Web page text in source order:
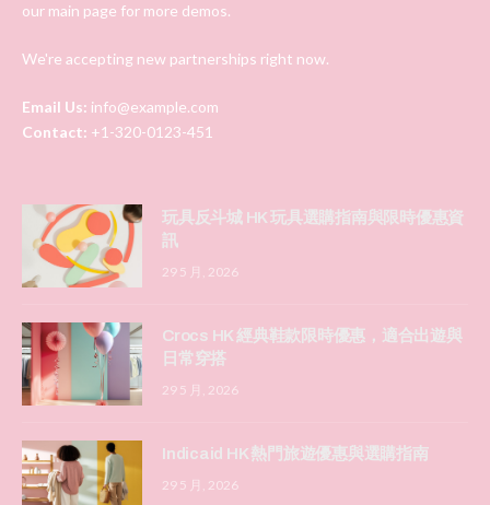
our main page for more demos.
We're accepting new partnerships right now.
Email Us: info@example.com
Contact: +1-320-0123-451
玩具反斗城 HK 玩具選購指南與限時優惠資
訊
29 5 月, 2026
Crocs HK 經典鞋款限時優惠，適合出遊與
日常穿搭
29 5 月, 2026
Indicaid HK 熱門旅遊優惠與選購指南
29 5 月, 2026